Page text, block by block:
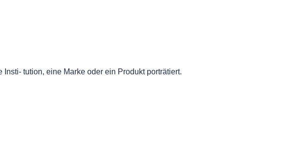
tution, eine Marke oder ein Produkt porträtiert.